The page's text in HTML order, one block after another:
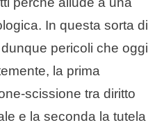
In questa sorta di
pericoli che oggi
la prima
scissione tra diritto
e la seconda la tutela